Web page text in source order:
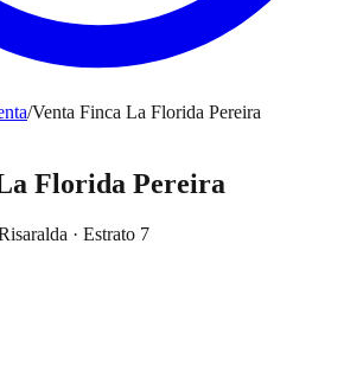
/Venta Finca La Florida Pereira
Florida Pereira
· Estrato 7